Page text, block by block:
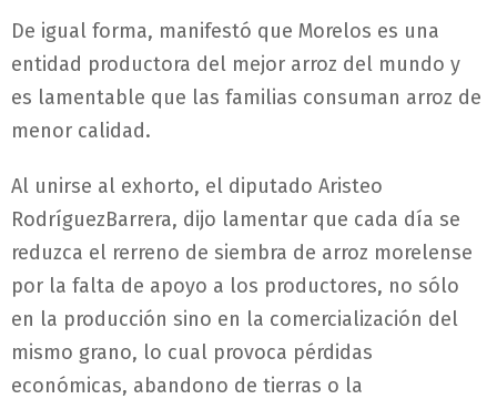
De igual forma, manifestó que Morelos es una
entidad productora del mejor arroz del mundo y
es lamentable que las familias consuman arroz de
menor calidad.
Al unirse al exhorto, el diputado Aristeo
RodríguezBarrera, dijo lamentar que cada día se
reduzca el rerreno de siembra de arroz morelense
por la falta de apoyo a los productores, no sólo
en la producción sino en la comercialización del
mismo grano, lo cual provoca pérdidas
económicas, abandono de tierras o la